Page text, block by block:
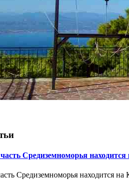
Средиземноморья находится
Средиземноморья находится на